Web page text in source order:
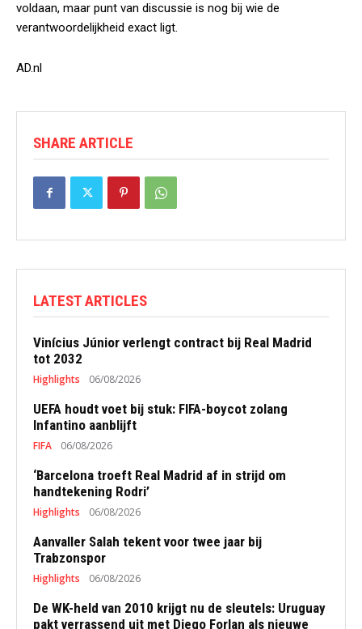
voldaan, maar punt van discussie is nog bij wie de
verantwoordelijkheid exact ligt.
AD.nl
SHARE ARTICLE
LATEST ARTICLES
Vinícius Júnior verlengt contract bij Real Madrid
tot 2032
Highlights 06/08/2026
UEFA houdt voet bij stuk: FIFA-boycot zolang
Infantino aanblijft
FIFA 06/08/2026
‘Barcelona troeft Real Madrid af in strijd om
handtekening Rodri’
Highlights 06/08/2026
Aanvaller Salah tekent voor twee jaar bij
Trabzonspor
Highlights 06/08/2026
De WK-held van 2010 krijgt nu de sleutels: Uruguay
pakt verrassend uit met Diego Forlan als nieuwe